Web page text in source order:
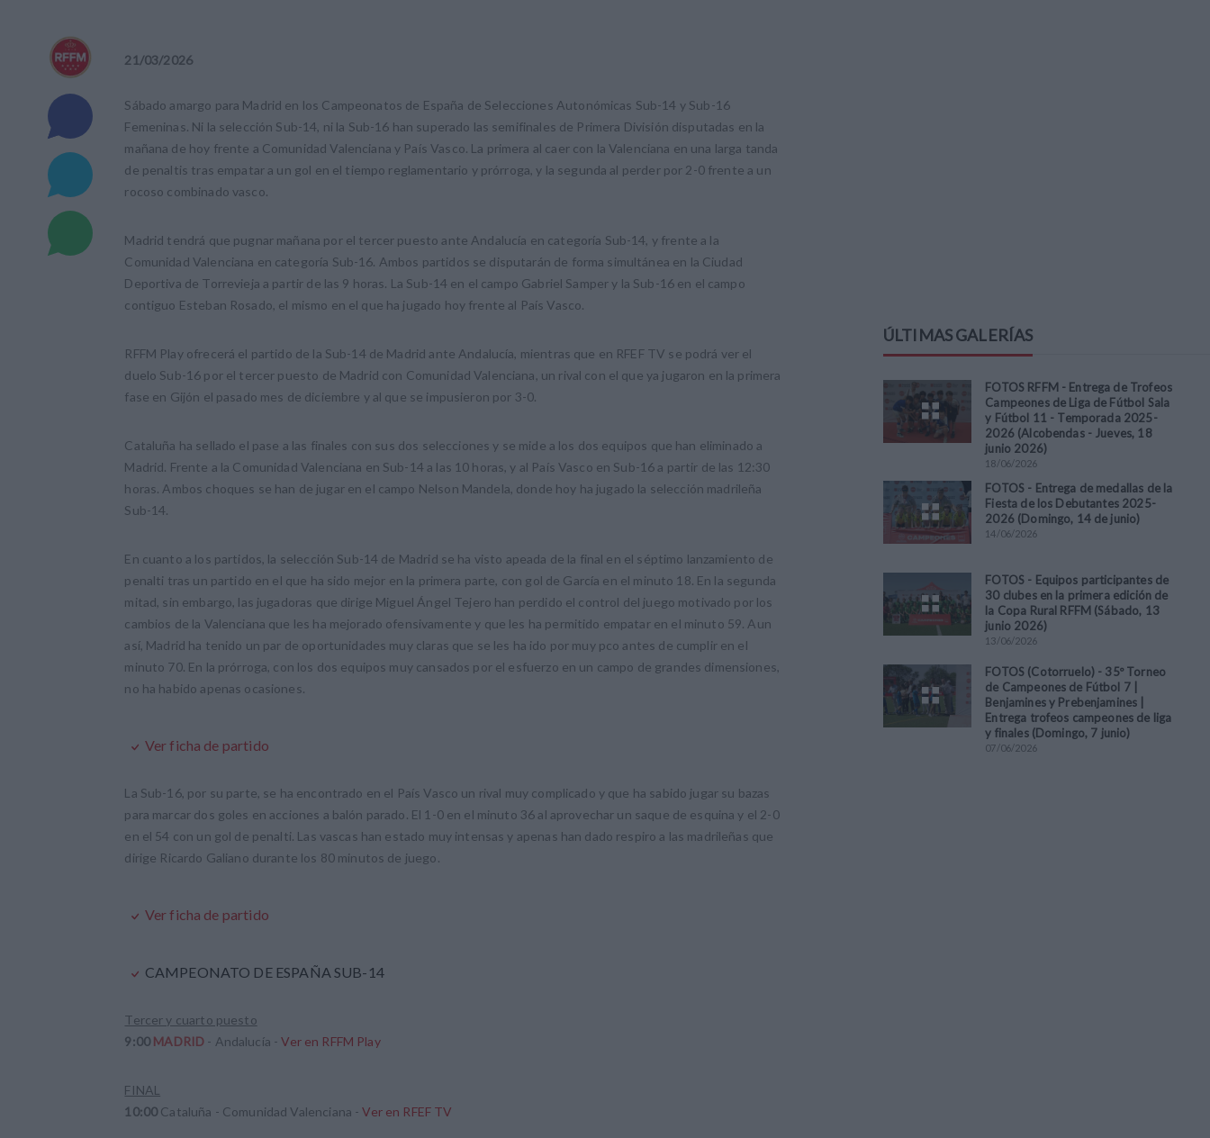
21/03/2026
Sábado amargo para Madrid en los Campeonatos de España de Selecciones Autonómicas Sub-14 y Sub-16
Femeninas. Ni la selección Sub-14, ni la Sub-16 han superado las semifinales de Primera División disputadas en la
mañana de hoy frente a Comunidad Valenciana y País Vasco. La primera al caer con la Valenciana en una larga tanda
de penaltis tras empatar a un gol en el tiempo reglamentario y prórroga, y la segunda al perder por 2-0 frente a un
rocoso combinado vasco.
Madrid tendrá que pugnar mañana por el tercer puesto ante Andalucía en categoría Sub-14, y frente a la
Comunidad Valenciana en categoría Sub-16. Ambos partidos se disputarán de forma simultánea en la Ciudad
Deportiva de Torrevieja a partir de las 9 horas. La Sub-14 en el campo Gabriel Samper y la Sub-16 en el campo
contiguo Esteban Rosado, el mismo en el que ha jugado hoy frente al País Vasco.
RFFM Play ofrecerá el partido de la Sub-14 de Madrid ante Andalucía, mientras que en RFEF TV se podrá ver el
duelo Sub-16 por el tercer puesto de Madrid con Comunidad Valenciana, un rival con el que ya jugaron en la primera
fase en Gijón el pasado mes de diciembre y al que se impusieron por 3-0.
Cataluña ha sellado el pase a las finales con sus dos selecciones y se mide a los dos equipos que han eliminado a
Madrid. Frente a la Comunidad Valenciana en Sub-14 a las 10 horas, y al País Vasco en Sub-16 a partir de las 12:30
horas. Ambos choques se han de jugar en el campo Nelson Mandela, donde hoy ha jugado la selección madrileña
Sub-14.
En cuanto a los partidos, la selección Sub-14 de Madrid se ha visto apeada de la final en el séptimo lanzamiento de
penalti tras un partido en el que ha sido mejor en la primera parte, con gol de García en el minuto 18. En la segunda
mitad, sin embargo, las jugadoras que dirige Miguel Ángel Tejero han perdido el control del juego motivado por los
cambios de la Valenciana que les ha mejorado ofensivamente y que les ha permitido empatar en el minuto 59. Aun
así, Madrid ha tenido un par de oportunidades muy claras que se les ha ido por muy pco antes de cumplir en el
minuto 70. En la prórroga, con los dos equipos muy cansados por el esfuerzo en un campo de grandes dimensiones,
no ha habido apenas ocasiones.
Ver ficha de partido
La Sub-16, por su parte, se ha encontrado en el País Vasco un rival muy complicado y que ha sabido jugar su bazas
para marcar dos goles en acciones a balón parado. El 1-0 en el minuto 36 al aprovechar un saque de esquina y el 2-0
en el 54 con un gol de penalti. Las vascas han estado muy intensas y apenas han dado respiro a las madrileñas que
dirige Ricardo Galiano durante los 80 minutos de juego.
Ver ficha de partido
CAMPEONATO DE ESPAÑA SUB-14
Tercer y cuarto puesto
9:00 MADRID - Andalucía -Ver en RFFM Play
FINAL
10:00 Cataluña - Comunidad Valenciana -Ver en RFEF TV
ÚLTIMAS GALERÍAS
FOTOS RFFM - Entrega de Trofeos
Campeones de Liga de Fútbol Sala
y Fútbol 11 - Temporada 2025-
2026 (Alcobendas - Jueves, 18
junio 2026)
18/06/2026
FOTOS - Entrega de medallas de la
Fiesta de los Debutantes 2025-
2026 (Domingo, 14 de junio)
14/06/2026
FOTOS - Equipos participantes de
30 clubes en la primera edición de
la Copa Rural RFFM (Sábado, 13
junio 2026)
13/06/2026
FOTOS (Cotorruelo) - 35º Torneo
de Campeones de Fútbol 7 |
Benjamines y Prebenjamines |
Entrega trofeos campeones de liga
y finales (Domingo, 7 junio)
07/06/2026